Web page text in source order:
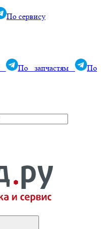
По сервису
По запчастям
По